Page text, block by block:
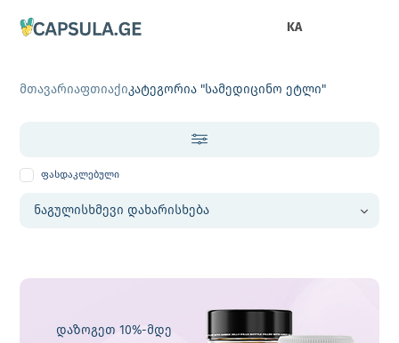
KA
მთავარიაფთიაქიკატეგორია "სამედიცინო ეტლი"
ფასდაკლებული
დაზოგეთ 10%-მდე